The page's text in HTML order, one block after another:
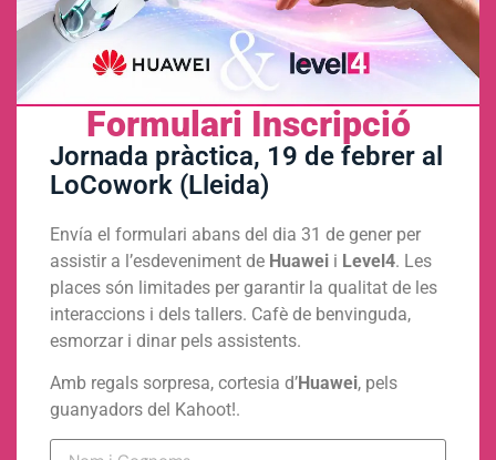
Formulari Inscripció
Jornada pràctica, 19 de febrer al
LoCowork (Lleida)
Envía el formulari abans del dia 31 de gener per
assistir a l’esdeveniment de Huawei i Level4. Les
places són limitades per garantir la qualitat de les
interaccions i dels tallers. Cafè de benvinguda,
esmorzar i dinar pels assistents.
Amb regals sorpresa, cortesia d’Huawei, pels
guanyadors del Kahoot!.